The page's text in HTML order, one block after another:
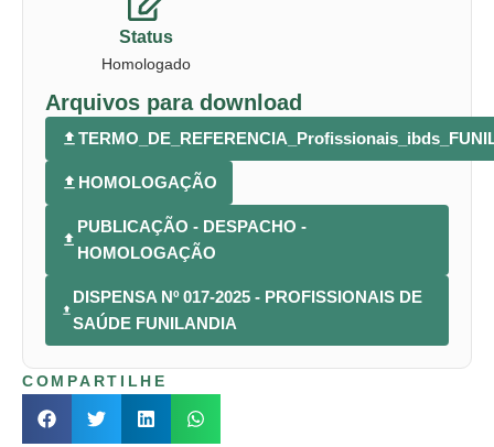
Status
Homologado
Arquivos para download
HOMOLOGAÇÃO
PUBLICAÇÃO - DESPACHO -
HOMOLOGAÇÃO
DISPENSA Nº 017-2025 - PROFISSIONAIS DE
SAÚDE FUNILANDIA
COMPARTILHE